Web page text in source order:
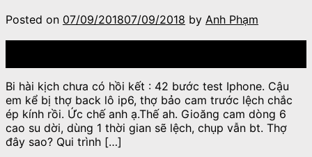
Posted on 07/09/201807/09/2018 by Anh Phạm
Bi hài kịch chưa có hồi kết : 42 bước test Iphone. Cậu
em kể bị thợ back lô ip6, thợ bảo cam trước lệch chắc
ép kính rồi. Ức chế anh ạ.Thế ah. Gioăng cam dòng 6
cao su dời, dùng 1 thời gian sẽ lệch, chụp vẫn bt. Thợ
đây sao? Qui trình […]